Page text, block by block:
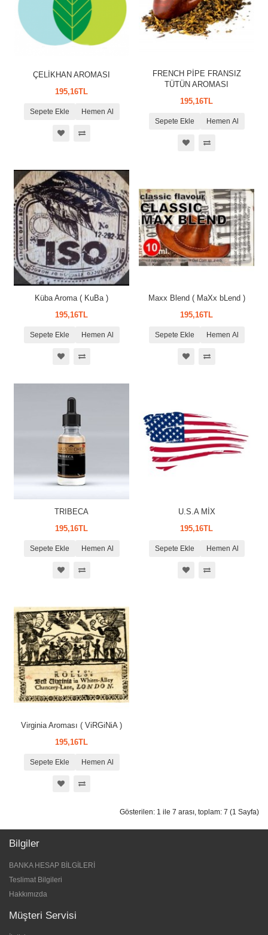
ÇELİKHAN AROMASI
195,16TL
Sepete Ekle Hemen Al
FRENCH PİPE FRANSIZ
TÜTÜN AROMASI
195,16TL
Sepete Ekle Hemen Al
Küba Aroma ( KuBa )
195,16TL
Sepete Ekle Hemen Al
Maxx Blend ( MaXx bLend )
195,16TL
Sepete Ekle Hemen Al
TRIBECA
195,16TL
Sepete Ekle Hemen Al
U.S.A MİX
195,16TL
Sepete Ekle Hemen Al
Virginia Aroması ( ViRGiNiA )
195,16TL
Sepete Ekle Hemen Al
Gösterilen: 1 ile 7 arası, toplam: 7 (1 Sayfa)
Bilgiler
BANKA HESAP BİLGİLERİ
Teslimat Bilgileri
Hakkımızda
Müşteri Servisi